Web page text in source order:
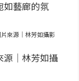
來源｜林芳如攝影